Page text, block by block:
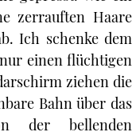
zerrauften Haare
Ich schenke dem
einen flüchtigen
ziehen die
Bahn über das
der bellenden